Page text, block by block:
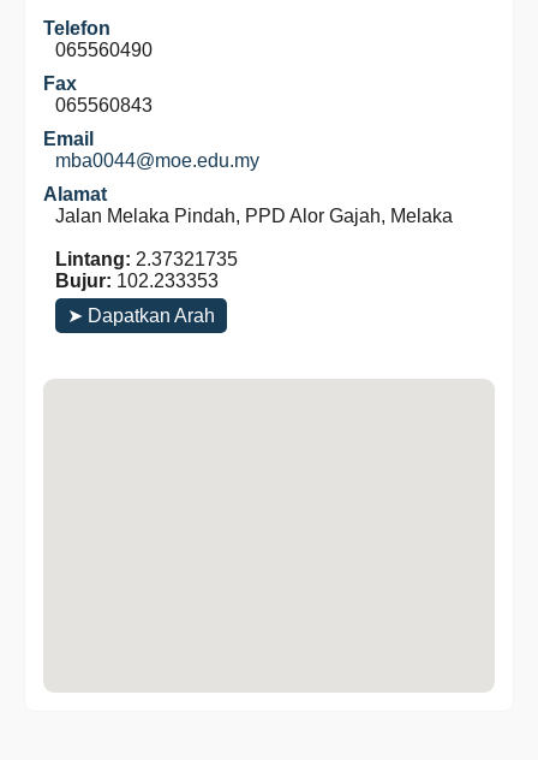
Telefon
065560490
Fax
065560843
Email
mba0044@moe.edu.my
Alamat
Jalan Melaka Pindah, PPD Alor Gajah, Melaka
Lintang: 2.37321735
Bujur: 102.233353
➤ Dapatkan Arah